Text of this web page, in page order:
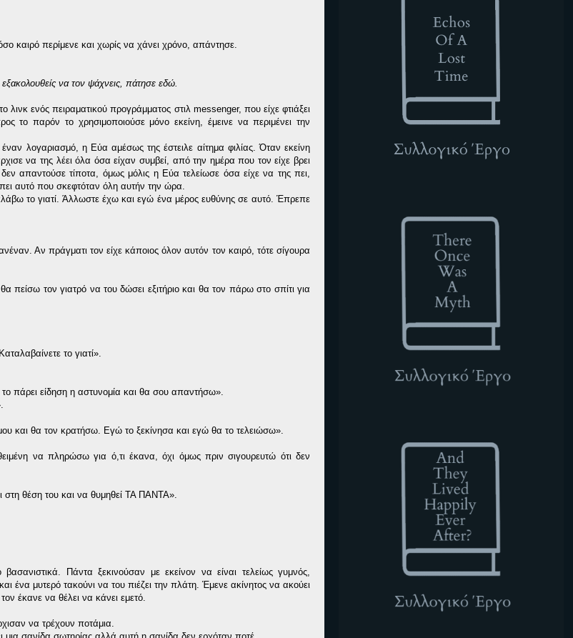
καιρό περίμενε και χωρίς να χάνει χρόνο, απάντησε.
να τον ψάχνεις, πάτησε εδώ.
λινκ ενός πειραματικού προγράμματος στιλ messenger, που είχε φτιάξει
το παρόν το χρησιμοποιούσε μόνο εκείνη, έμεινε να περιμένει την
λογαριασμό, η Εύα αμέσως της έστειλε αίτημα φιλίας. Όταν εκείνη
να της λέει όλα όσα είχαν συμβεί, από την ημέρα που τον είχε βρει
απαντούσε τίποτα, όμως μόλις η Εύα τελείωσε όσα είχε να της πει,
πει αυτό που σκεφτόταν όλη αυτήν την ώρα.
το γιατί. Άλλωστε έχω και εγώ ένα μέρος ευθύνης σε αυτό. Έπρεπε
Αν πράγματι τον είχε κάποιος όλον αυτόν τον καιρό, τότε σίγουρα
πείσω τον γιατρό να του δώσει εξιτήριο και θα τον πάρω στο σπίτι για
το γιατί».
πάρει είδηση η αστυνομία και θα σου απαντήσω».
και θα τον κρατήσω. Εγώ το ξεκίνησα και εγώ θα το τελειώσω».
να πληρώσω για ό,τι έκανα, όχι όμως πριν σιγουρευτώ ότι δεν
στη θέση του και να θυμηθεί ΤΑ ΠΑΝΤΑ».
Πάντα ξεκινούσαν με εκείνον να είναι τελείως γυμνός,
ένα μυτερό τακούνι να του πιέζει την πλάτη. Έμενε ακίνητος να ακούει
έκανε να θέλει να κάνει εμετό.
να τρέχουν ποτάμια.